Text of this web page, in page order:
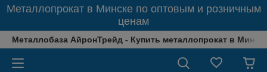
Металлопрокат в Минске по оптовым и розничным
ценам
Металлобаза АйронТрейд - Купить металлопрокат в